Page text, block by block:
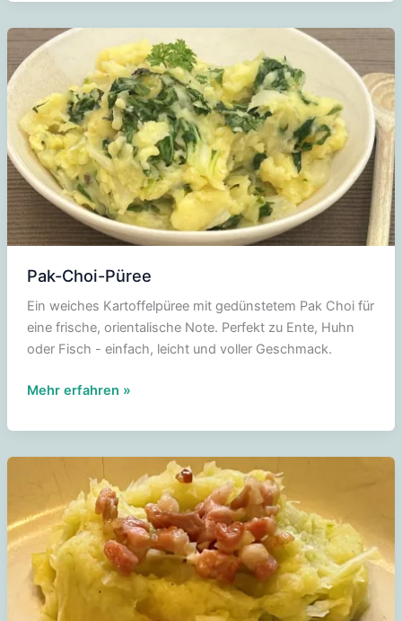
Pak-Choi-Püree
Ein weiches Kartoffelpüree mit gedünstetem Pak Choi für
eine frische, orientalische Note. Perfekt zu Ente, Huhn
oder Fisch - einfach, leicht und voller Geschmack.
Pak-
Püree
Mehr erfahren »